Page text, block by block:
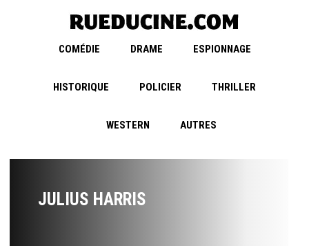
COMÉDIE DRAME ESPIONNAGE
HISTORIQUE POLICIER THRILLER
WESTERN AUTRES
JULIUS HARRIS